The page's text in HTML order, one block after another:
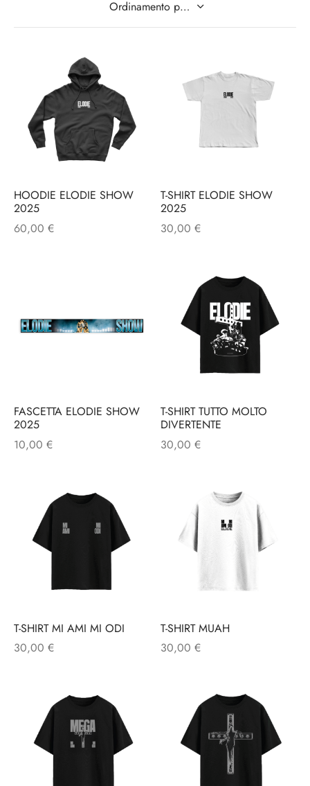
HOODIE ELODIE SHOW
2025
60,00 €
T-SHIRT ELODIE SHOW
2025
30,00 €
FASCETTA ELODIE SHOW
2025
10,00 €
T-SHIRT TUTTO MOLTO
DIVERTENTE
30,00 €
T-SHIRT MI AMI MI ODI
30,00 €
T-SHIRT MUAH
30,00 €